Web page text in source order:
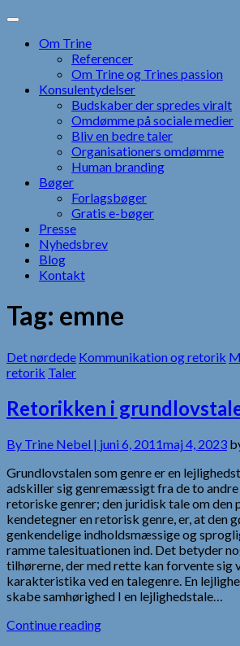
Skip
contentOm Trine
Referencer
Om Trine og Trines passion
Konsulentydelser
Budskaber der spredes viralt
Omdømme på sociale medier
Bliv en bedre taler
Organisationers omdømme
Human branding
Bøger
Forlagsbøger
Gratis e-bøger
Presse
Nyhedsbrev
Blog
Kontakt
Tag: emne
Det nørdede Kommunikation og retorik
retorik Taler
Retorikken i
By Trine Nebel | juni 6, 2011maj 4, 2023
Grundlovstalen som genre er en
adskiller sig genremæssigt fra de to
retoriske genrer; den juridisk tale om den
kendetegner en retorisk genre, er, at den
genkendelige indholdsmæssige og
ramme talesituationen ind. Det betyder
tilhørerne, der med rette kan forvente sig
karakteristika ved en talegenre. En
skabe samhørighed I en lejlighedstale…
Continue reading